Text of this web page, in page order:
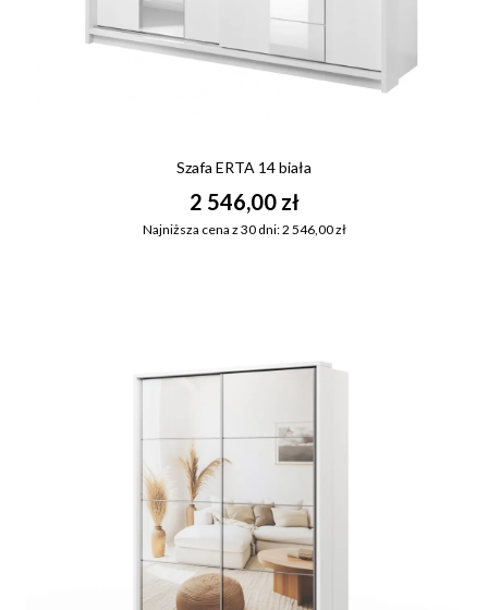
Szafa ERTA 14 biała
2 546,00 zł
Najniższa cena z 30 dni: 2 546,00 zł